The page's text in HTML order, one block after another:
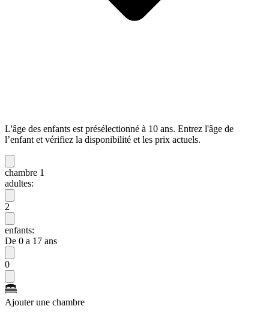
L'âge des enfants est présélectionné à 10 ans. Entrez l'âge de
l’enfant et vérifiez la disponibilité et les prix actuels.
chambre 1
adultes:
2
enfants:
De 0 a 17 ans
0
Ajouter une chambre